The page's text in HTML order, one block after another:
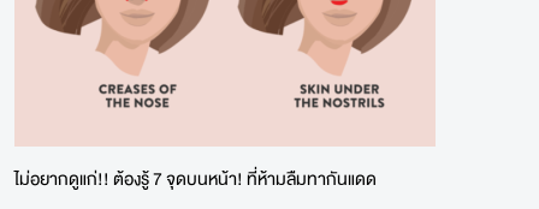
ไม่อยากดูแก่!! ต้องรู้ 7 จุดบนหน้า! ที่ห้ามลืมทากันแดด